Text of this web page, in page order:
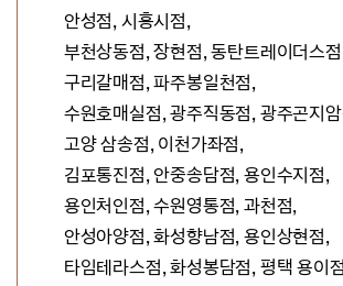
안성점, 시흥시점,
부천상동점, 장현점, 동탄트레이더스
구리갈매점, 파주봉일천점,
수원호매실점, 광주직동점, 광주곤지암
고양 삼송점, 이천가좌점,
김포통진점,안중송담점, 용인수지점,
용인처인점,수원영통점, 과천점,
안성아양점,화성향남점, 용인상현점,
타임테라스점,화성봉담점, 평택 용이